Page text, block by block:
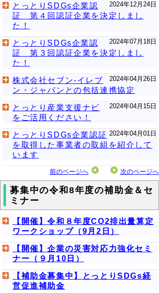
2024年12月24日
とっとりSDGs企業認
証 第４回認証企業を決定しまし
た！
2024年07月18日
とっとりSDGs企業認
証 第３回認証企業を決定しまし
た！
2024年04月26日
株式会社セブン-イレブ
ン・ジャパンとの包括連携協定
2024年04月15日
とっとり産業支援ナビ
をご活用ください！
2024年04月01日
とっとりSDGs企業認証
を取得した事業者の取組を紹介して
います
前のページへ 次のページへ
募集中の令和8年度の補助金＆セ
ミナー
【開催】令和８年度CO2排出量算定
ワークショップ（9月2日）
【開催】企業の災害対応力強化セミ
ナー（９月10日）
【補助金募集中】とっとりSDGs経
営促進補助金